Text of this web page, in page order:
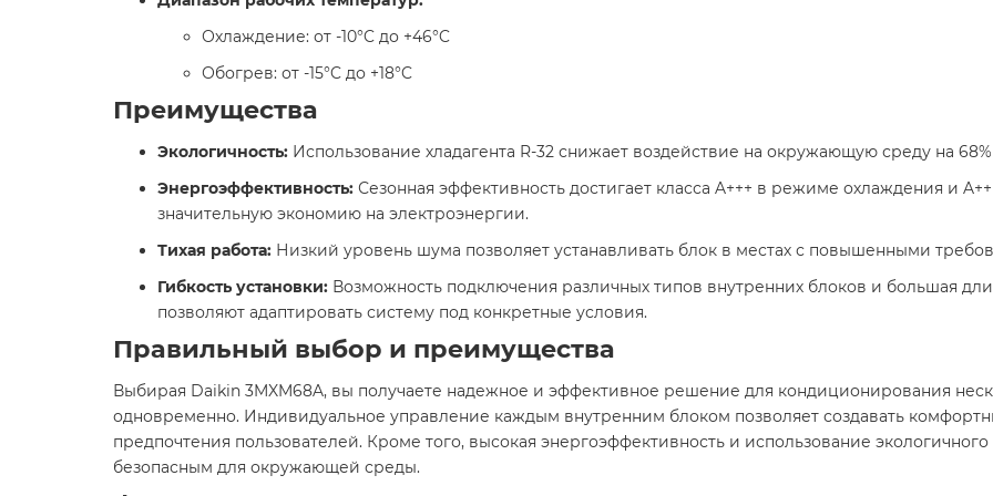
Охлаждение: от -10°C до +46°C​
Обогрев: от -15°C до +18°C
Преимущества
Экологичность: Использование хладагента R-32 снижает воздействие на окружающую среду на
Энергоэффективность: Сезонная эффективность достигает класса A+++ в режиме охлаждения и
значительную экономию на электроэнергии. ​
Тихая работа: Низкий уровень шума позволяет устанавливать блок в местах с повышенными
Гибкость установки: Возможность подключения различных типов внутренних блоков и большая
позволяют адаптировать систему под конкретные условия. ​
Правильный выбор и преимущества
Выбирая Daikin 3MXM68A, вы получаете надежное и эффективное решение для кондиционирования
одновременно. Индивидуальное управление каждым внутренним блоком позволяет создавать
предпочтения пользователей. Кроме того, высокая энергоэффективность и использование
безопасным для окружающей среды.​